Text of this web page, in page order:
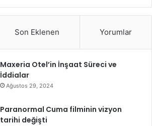
Son Eklenen Yorumlar
Maxeria Otel’in İnşaat Süreci ve
İddialar
Ağustos 29, 2024
Paranormal Cuma filminin vizyon
tarihi değişti